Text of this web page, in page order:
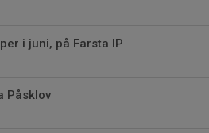
i juni, på Farsta IP
Påsklov